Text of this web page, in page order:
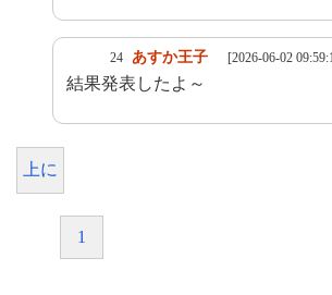
24 あすか王子 [2026-06-02
結果発表したよ～
上に
1